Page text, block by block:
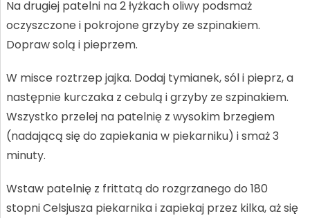
Na drugiej patelni na 2 łyżkach oliwy podsmaż
oczyszczone i pokrojone grzyby ze szpinakiem.
Dopraw solą i pieprzem.
W misce roztrzep jajka. Dodaj tymianek, sól i pieprz, a
następnie kurczaka z cebulą i grzyby ze szpinakiem.
Wszystko przelej na patelnię z wysokim brzegiem
(nadającą się do zapiekania w piekarniku) i smaż 3
minuty.
Wstaw patelnię z frittatą do rozgrzanego do 180
stopni Celsjusza piekarnika i zapiekaj przez kilka, aż się